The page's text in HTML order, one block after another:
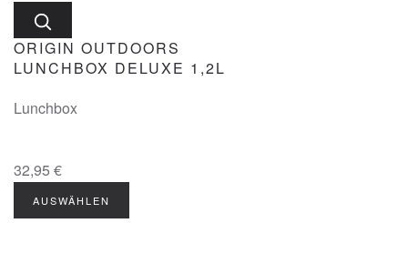
ORIGIN OUTDOORS
LUNCHBOX DELUXE 1,2L
Lunchbox
32,95 €